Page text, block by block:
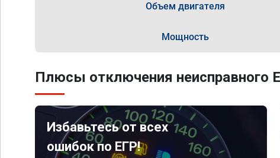
Объем двигателя
Мощность
Плюсы отключения неисправного
Избавьтесь от всех
ошибок по ЕГР!